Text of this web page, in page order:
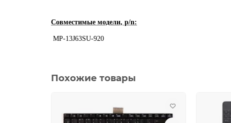
Совместимые модели, p/n:
MP-13J63SU-920
Похожие товары